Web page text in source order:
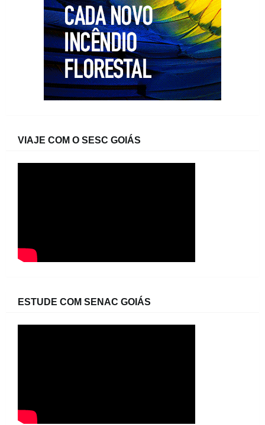
VIAJE COM O SESC GOIÁS
ESTUDE COM SENAC GOIÁS